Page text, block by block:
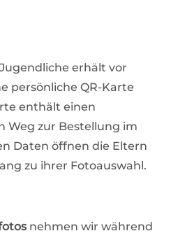
erhält vor
persönliche QR-Karte
enthält einen
Weg zur Bestellung im
Daten öffnen die Eltern
zu ihrer Fotoauswahl.
nehmen wir während